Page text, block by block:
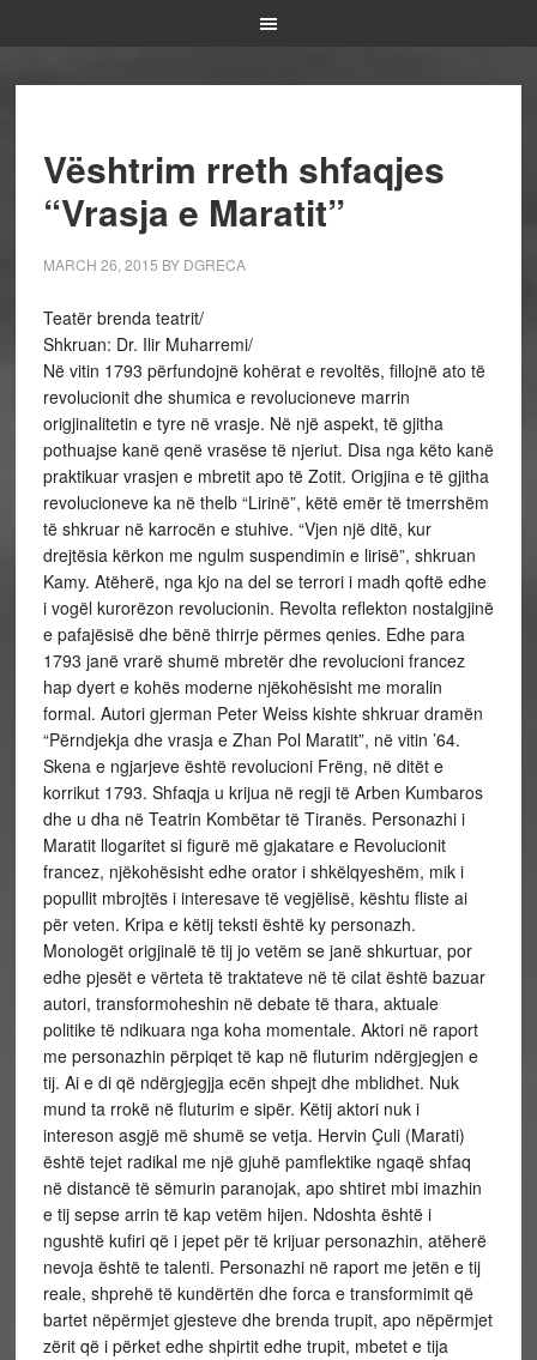
Vështrim rreth shfaqjes
“Vrasja e Maratit”
MARCH 26, 2015 BY DGRECA
Teatër brenda teatrit/
Shkruan: Dr. Ilir Muharremi/
Në vitin 1793 përfundojnë kohërat e revoltës, fillojnë ato të
revolucionit dhe shumica e revolucioneve marrin
origjinalitetin e tyre në vrasje. Në një aspekt, të gjitha
pothuajse kanë qenë vrasëse të njeriut. Disa nga këto kanë
praktikuar vrasjen e mbretit apo të Zotit. Origjina e të gjitha
revolucioneve ka në thelb “Lirinë”, këtë emër të tmerrshëm
të shkruar në karrocën e stuhive. “Vjen një ditë, kur
drejtësia kërkon me ngulm suspendimin e lirisë”, shkruan
Kamy. Atëherë, nga kjo na del se terrori i madh qoftë edhe
i vogël kurorëzon revolucionin. Revolta reflekton nostalgjinë
e pafajësisë dhe bënë thirrje përmes qenies. Edhe para
1793 janë vrarë shumë mbretër dhe revolucioni francez
hap dyert e kohës moderne njëkohësisht me moralin
formal. Autori gjerman Peter Weiss kishte shkruar dramën
“Përndjekja dhe vrasja e Zhan Pol Maratit”, në vitin ’64.
Skena e ngjarjeve është revolucioni Frëng, në ditët e
korrikut 1793. Shfaqja u krijua në regji të Arben Kumbaros
dhe u dha në Teatrin Kombëtar të Tiranës. Personazhi i
Maratit llogaritet si figurë më gjakatare e Revolucionit
francez, njëkohësisht edhe orator i shkëlqyeshëm, mik i
popullit mbrojtës i interesave të vegjëlisë, kështu fliste ai
për veten. Kripa e këtij teksti është ky personazh.
Monologët origjinalë të tij jo vetëm se janë shkurtuar, por
edhe pjesët e vërteta të traktateve në të cilat është bazuar
autori, transformoheshin në debate të thara, aktuale
politike të ndikuara nga koha momentale. Aktori në raport
me personazhin përpiqet të kap në fluturim ndërgjegjen e
tij. Ai e di që ndërgjegjja ecën shpejt dhe mblidhet. Nuk
mund ta rrokë në fluturim e sipër. Këtij aktori nuk i
intereson asgjë më shumë se vetja. Hervin Çuli (Marati)
është tejet radikal me një gjuhë pamflektike ngaqë shfaq
në distancë të sëmurin paranojak, apo shtiret mbi imazhin
e tij sepse arrin të kap vetëm hijen. Ndoshta është i
ngushtë kufiri që i jepet për të krijuar personazhin, atëherë
nevoja është te talenti. Personazhi në raport me jetën e tij
reale, shprehë të kundërtën dhe forca e transformimit që
bartet nëpërmjet gjesteve dhe brenda trupit, apo nëpërmjet
zërit që i përket edhe shpirtit edhe trupit, mbetet e tija